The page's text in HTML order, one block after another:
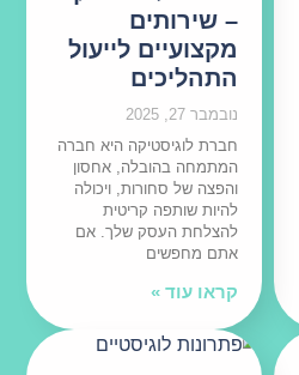
– שירותים
מקצועיים לייעול
התהליכים
נובמבר 27, 2025
חברת לוגיסטיקה היא חברה
המתמחה בהובלה, אחסון
והפצה של סחורות, ויכולה
להיות שותפה קריטית
להצלחת העסק שלך. אם
אתם מחפשים
קראו עוד »